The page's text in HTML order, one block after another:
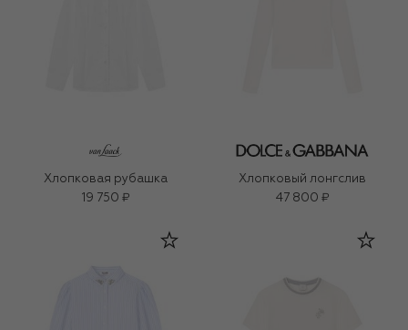
Хлопковая рубашка
19 750 ₽
Хлопковый лонгслив
47 800 ₽